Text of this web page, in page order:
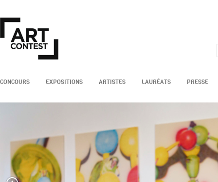
CONCOURS EXPOSITIONS ARTISTES LAURÉATS PRESSE